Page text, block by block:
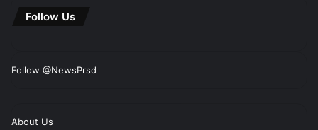
Follow Us
Follow @NewsPrsd
About Us